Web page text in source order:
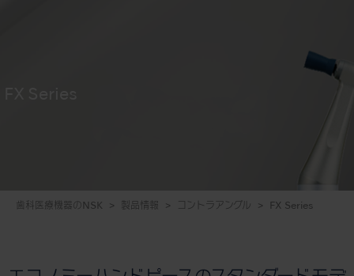
歯科医療機器のNSK 製品情報 コントラアングル FX Series